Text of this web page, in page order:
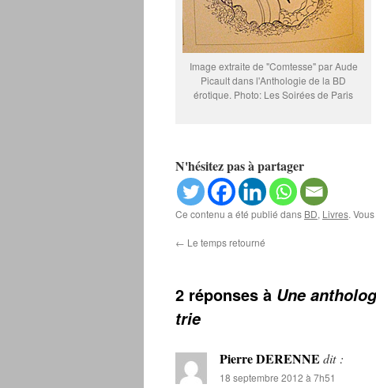
Image extraite de "Comtesse" par Aude
Picault dans l'Anthologie de la BD
érotique. Photo: Les Soirées de Paris
N'hésitez pas à partager
Ce contenu a été publié dans BD, Livres.
← Le temps retourné
2 réponses à Une
trie
Pierre DERENNE dit :
18 septembre 2012 à 7h51